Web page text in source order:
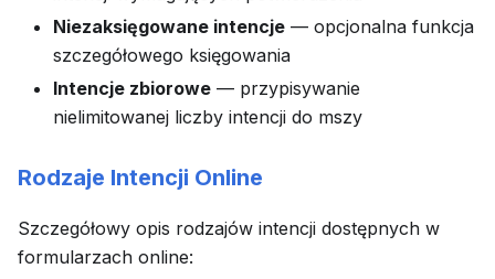
Niezaksięgowane intencje — opcjonalna funkcja
szczegółowego księgowania
Intencje zbiorowe — przypisywanie
nielimitowanej liczby intencji do mszy
Rodzaje Intencji Online
Szczegółowy opis rodzajów intencji dostępnych w
formularzach online: